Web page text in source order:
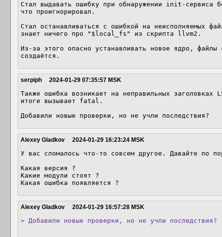
Стал выдавать ошибку при обнаружении init-сервиса
что проигнорировал.
Стал останавливаться с ошибкой на неисполняемых
знает ничего про "$local_fs" из скрипта llvm2.
Из-за этого опасно устанавливать новое ядро,
создаётся.
serpiph 2024-01-29 07:35:57 MSK
Также ошибка возникает на неправильных заголовках
итоге вызывает fatal.
Добавили новые проверки, но не учли последствия?
Alexey Gladkov 2024-01-29 16:23:24 MSK
У вас сломалось что-то совсем другое. Давайте по
Какая версия ?
Какие модули стоят ?
Какая ошибка появляется ?
Alexey Gladkov 2024-01-29 16:57:28 MSK
> Добавили новые проверки, но не учли последствия?